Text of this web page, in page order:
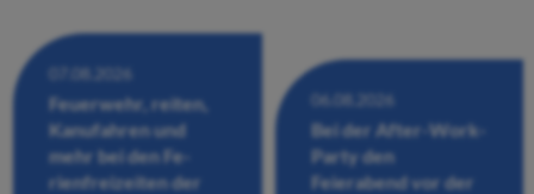
07.08.2026
Feuerwehr, reiten,
Kanufahren und
mehr bei den Fe-
rienfreizeiten der
06.08.2026
Bei der After-Work-
Party den
Feierabend vor der